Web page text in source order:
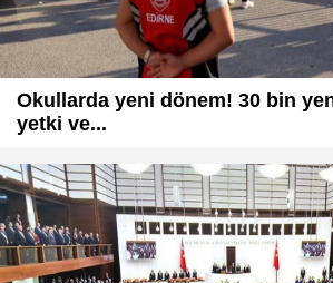
Okullarda yeni dönem! 30 bin
yetki ve...